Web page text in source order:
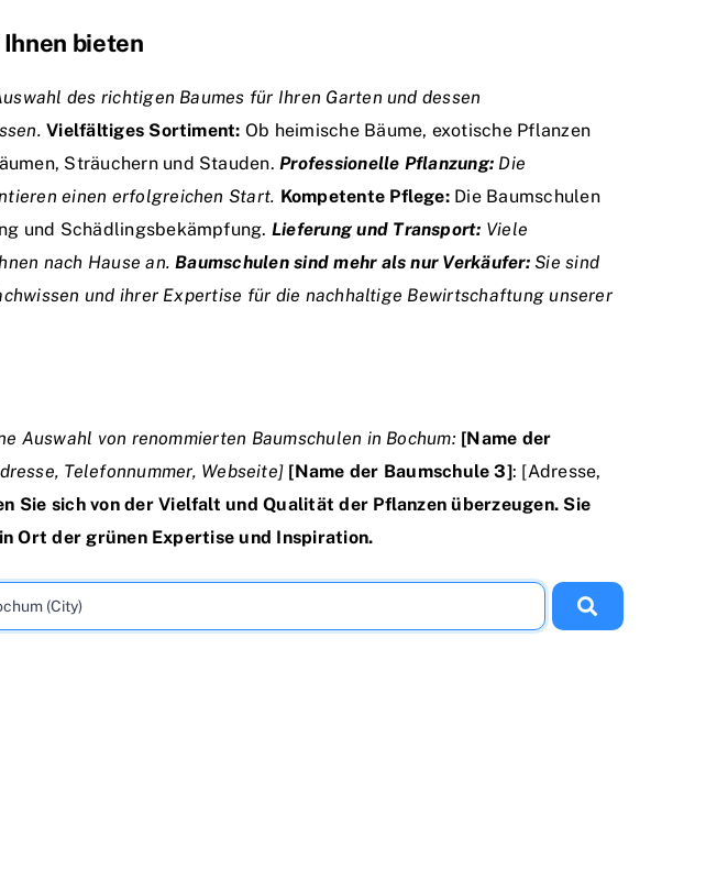
bieten
des richtigen Baumes für Ihren Garten und dessen
Vielfältiges Sortiment: Ob heimische Bäume, exotische Pflanzen
Sträuchern und Stauden.Professionelle Pflanzung: Die
einen erfolgreichen Start. Kompetente Pflege:Die Baumschulen
und Schädlingsbekämpfung. Lieferung und Transport: Viele
nach Hause an.Baumschulen sind mehr als nur Verkäufer:Sie sind
und ihrer Expertise für die nachhaltige Bewirtschaftung unserer
Auswahl von renommierten Baumschulen in Bochum: [Name der
Telefonnummer, Webseite] [Name der Baumschule 3]: [Adresse,
Sie sich von der Vielfalt und Qualität der Pflanzen überzeugen. Sie
Ort der grünen Expertise und Inspiration.